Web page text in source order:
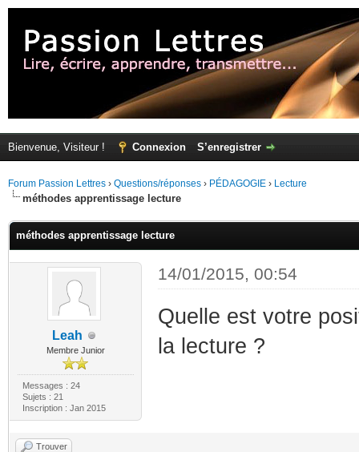
Bienvenue, Visiteur ! Connexion S’enregistrer
Forum Passion Lettres › Questions/réponses › PÉDAGOGIE › Lecture
méthodes apprentissage lecture
méthodes apprentissage lecture
Leah
Membre Junior
Messages : 24
Sujets : 21
Inscription : Jan 2015
14/01/2015, 00:54
Quelle est votre
la lecture ?
Trouver